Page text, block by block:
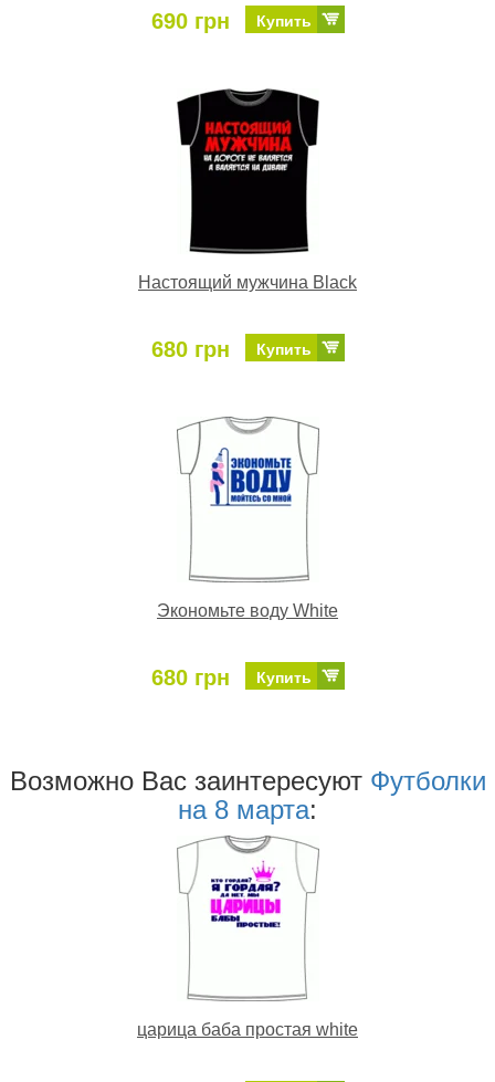
690 грн Купить
Настоящий мужчина Black
680 грн Купить
Экономьте воду White
680 грн Купить
Возможно Ваc заинтересуют Футболки
на 8 марта:
царица баба простая white